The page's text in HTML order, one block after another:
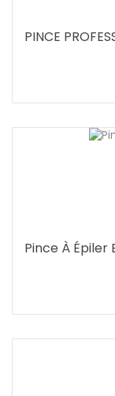
PINCE
Pince À Épiler